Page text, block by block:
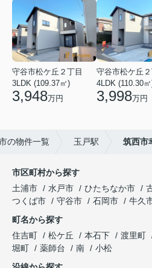
守谷市松ケ丘２丁目
3LDK (109.37㎡)
3,948万円
守谷市松ケ丘２
4LDK (110.30
3,998万円
の物件一覧 玉戸駅 筑西
市区町村から探す
土浦市
水戸市 ひたちなか市
つくば市
守谷市 石岡市 牛久
町名から探す
住吉町
松ケ丘 本石下 渡里町
堀町
薬師台 南
小松